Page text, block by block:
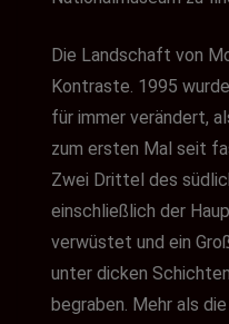
Die Landschaft von
Kontraste. 1995
für immer verändert,
zum ersten Mal seit
Zwei Drittel des
einschließlich der
verwüstet und ein
unter dicken
begraben. Mehr als